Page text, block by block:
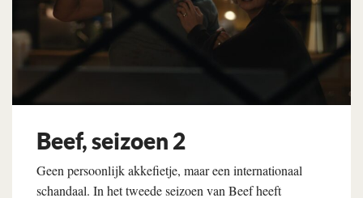
Beef, seizoen 2
Geen persoonlijk akkefietje, maar een internationaal
schandaal. In het tweede seizoen van Beef heeft